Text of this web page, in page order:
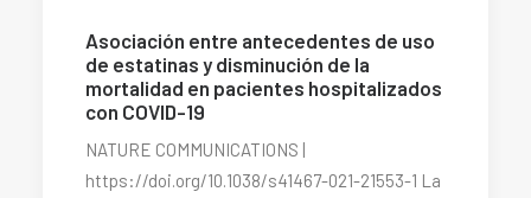
Asociación entre antecedentes de uso
de estatinas y disminución de la
mortalidad en pacientes hospitalizados
con COVID-19
NATURE COMMUNICATIONS |
https://doi.org/10.1038/s41467-021-21553-1 La